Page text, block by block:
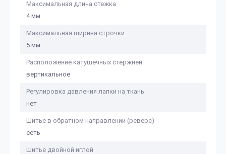
Максимальная длина стежка
4 мм
Максимальная ширина строчки
5 мм
Расположение катушечных стержней
вертикальное
Регулировка давления лапки на ткань
нет
Шитье в обратном направлении (реверс)
есть
Шитье двойной иглой